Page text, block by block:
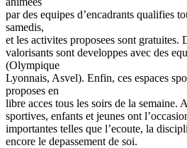
par des equipes d’encadrants qualifies
samedis,
et les activites proposees sont gratuites.
valorisants sont developpes avec des
(Olympique
Lyonnais, Asvel). Enfin, ces espaces
proposes en
libre acces tous les soirs de la semaine.
sportives, enfants et jeunes ont
importantes telles que l’ecoute, la
encore le depassement de soi.